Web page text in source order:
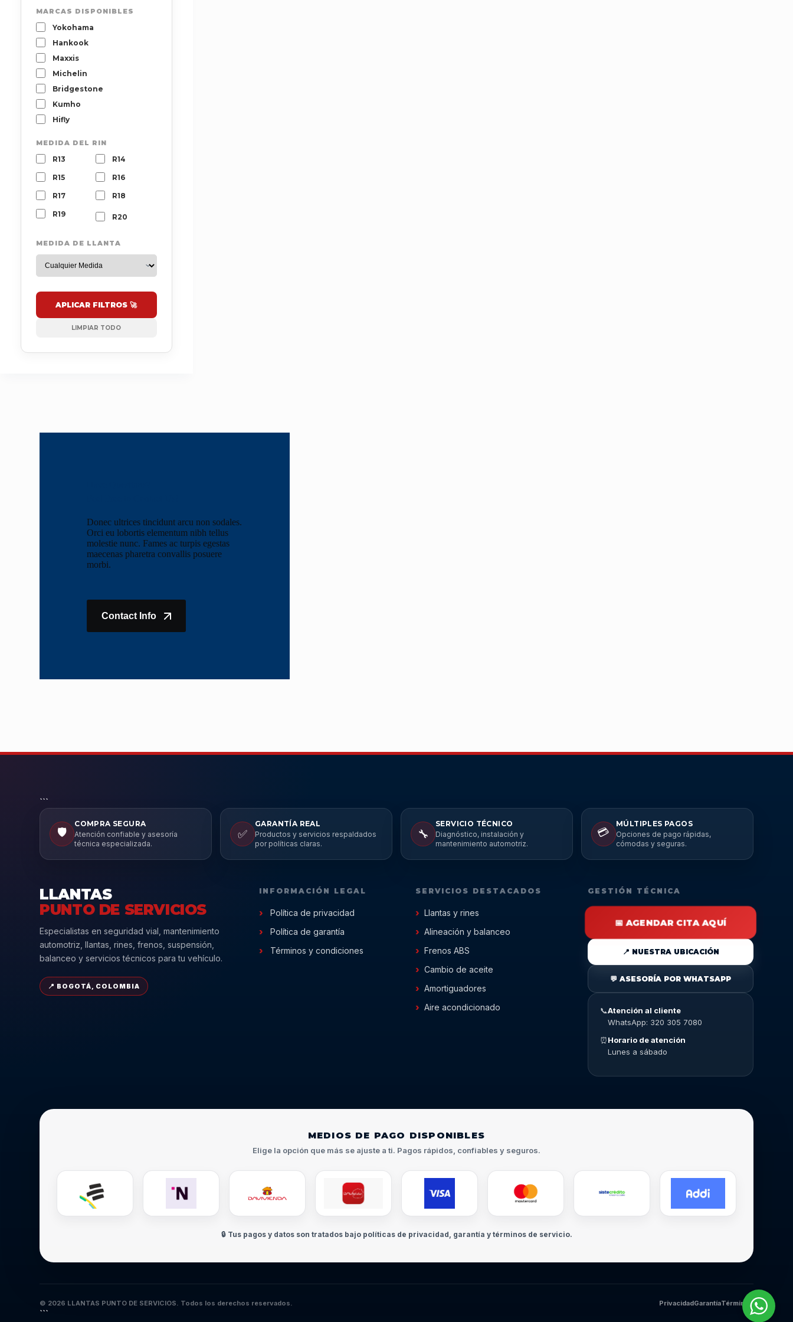
MARCAS DISPONIBLES
Yokohama
Hankook
Maxxis
Michelin
Bridgestone
Kumho
Hifly
MEDIDA DEL RIN
R13 R14
R15 R16
R17 R18
R19 R20
MEDIDA DE LLANTA
APLICAR FILTROS 🚀
LIMPIAR TODO
Donec ultrices tincidunt arcu non sodales.
Orci eu lobortis elementum nibh tellus
molestie nunc. Fames ac turpis egestas
maecenas pharetra convallis posuere
morbi.
Contact Info
```
🛡️
COMPRA SEGURA
Atención confiable y asesoría
técnica especializada.
✅
GARANTÍA REAL
Productos y servicios respaldados
por políticas claras.
🔧
SERVICIO TÉCNICO
Diagnóstico, instalación y
mantenimiento automotriz.
💳
MÚLTIPLES PAGOS
Opciones de pago rápidas,
cómodas y seguras.
LLANTAS
PUNTO DE SERVICIOS
Especialistas en seguridad vial, mantenimiento
automotriz, llantas, rines, frenos, suspensión,
balanceo y servicios técnicos para tu vehículo.
📍 BOGOTÁ, COLOMBIA
INFORMACIÓN LEGAL
Política de privacidad
Política de garantía
Términos y condiciones
SERVICIOS DESTACADOS
Llantas y rines
Alineación y balanceo
Frenos ABS
Cambio de aceite
Amortiguadores
Aire acondicionado
GESTIÓN TÉCNICA
📅 AGENDAR CITA AQUÍ
📍 NUESTRA UBICACIÓN
💬 ASESORÍA POR WHATSAPP
📞Atención al cliente
WhatsApp: 320 305 7080
⏰Horario de atención
Lunes a sábado
MEDIOS DE PAGO DISPONIBLES
Elige la opción que más se ajuste a ti. Pagos rápidos, confiables y seguros.
🔒 Tus pagos y datos son tratados bajo políticas de privacidad, garantía y términos de servicio.
© 2026 LLANTAS PUNTO DE SERVICIOS. Todos los derechos reservados. PrivacidadGarantíaTérminos
```